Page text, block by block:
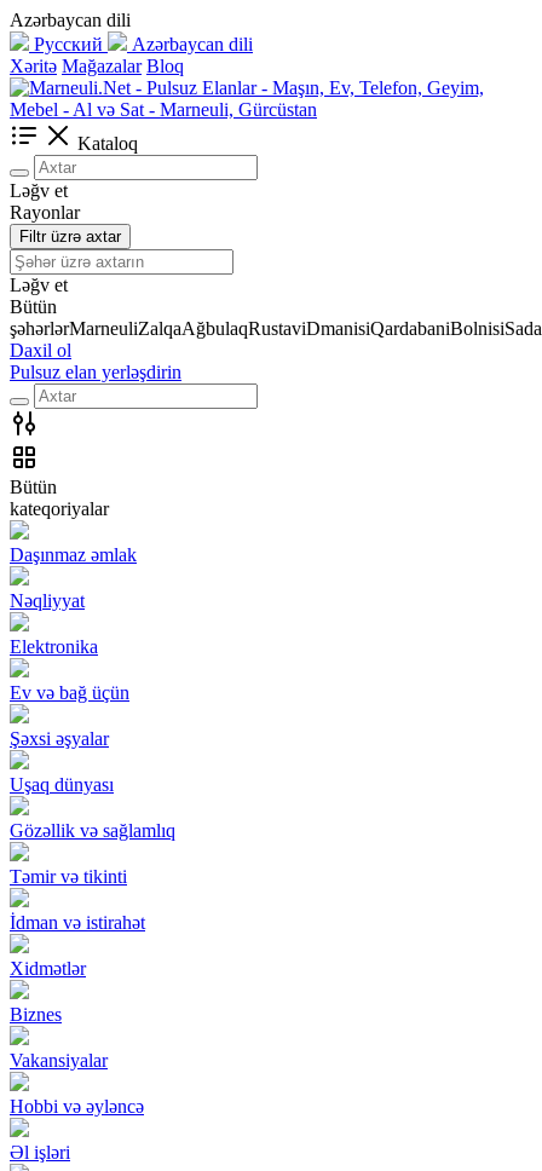
Azərbaycan dili
Русский
Azərbaycan dili
Xəritə Mağazalar Bloq
Kataloq
Ləğv et
Rayonlar
Filtr üzrə axtar
Ləğv et
Bütün
şəhərlərMarneuliZalqaAğbulaqRustaviDmanisiQardabaniBolnisi
Daxil ol
Pulsuz elan yerləşdirin
Bütün
kateqoriyalar
Daşınmaz əmlak
Nəqliyyat
Elektronika
Ev və bağ üçün
Şəxsi əşyalar
Uşaq dünyası
Gözəllik və sağlamlıq
Təmir və tikinti
İdman və istirahət
Xidmətlər
Biznes
Vakansiyalar
Hobbi və əyləncə
Əl işləri